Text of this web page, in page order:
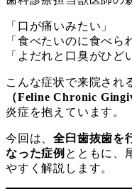
「口が痛いみたい」
「食べたいのに食べら
「よだれと口臭がひど
こんな症状で来院され
（Feline Chronic
炎症を抱えています。
今回は、全臼歯抜歯を
なった症例 とともに、
やすく解説します。